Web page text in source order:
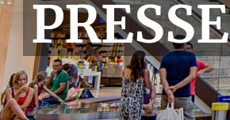
PRESSE
PRESSEKONTAKT